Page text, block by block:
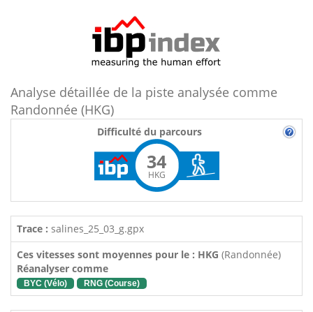
Analyse détaillée de la piste analysée comme
Randonnée (HKG)
Difficulté du parcours
34
HKG
Trace : salines_25_03_g.gpx
Ces vitesses sont moyennes pour le : HKG (Randonnée)
Réanalyser comme
BYC (Vélo) RNG (Course)